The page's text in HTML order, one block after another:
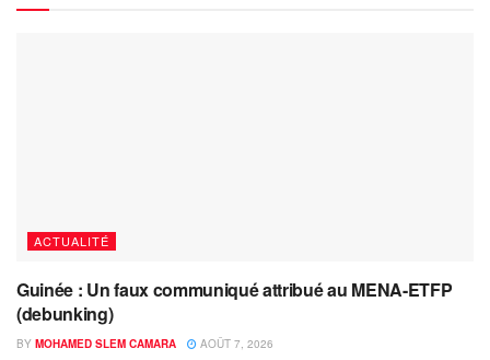
ACTUALITÉ
Guinée : Un faux communiqué attribué au MENA-ETFP
(debunking)
BY MOHAMED SLEM CAMARA AOÛT 7, 2026